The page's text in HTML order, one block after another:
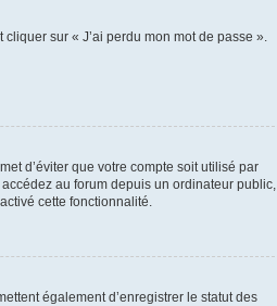
sur « J’ai perdu mon mot de passe ».
d’éviter que votre compte soit utilisé par
au forum depuis un ordinateur public,
cette fonctionnalité.
également d’enregistrer le statut des